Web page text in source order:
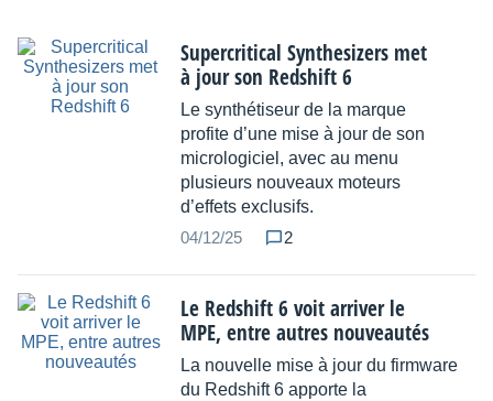
Supercritical Synthesizers met
à jour son Redshift 6
Le synthétiseur de la marque
profite d’une mise à jour de son
micrologiciel, avec au menu
plusieurs nouveaux moteurs
d’effets exclusifs.
04/12/25
2
Le Redshift 6 voit arriver le
MPE, entre autres nouveautés
La nouvelle mise à jour du firmware
du Redshift 6 apporte la